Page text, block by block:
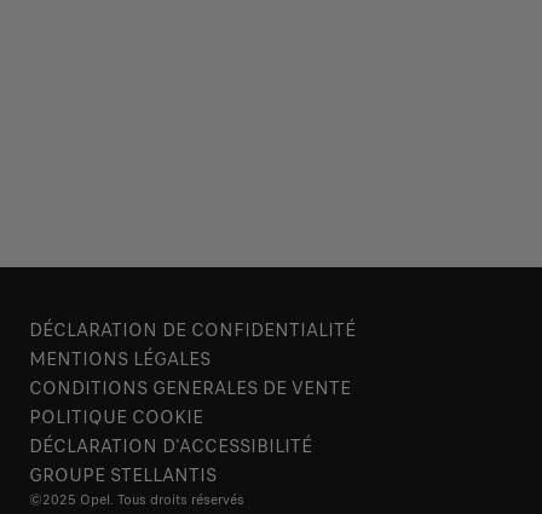
DÉCLARATION DE CONFIDENTIALITÉ
MENTIONS LÉGALES
CONDITIONS GENERALES DE VENTE
POLITIQUE COOKIE
DÉCLARATION D'ACCESSIBILITÉ
GROUPE STELLANTIS
©2025 Opel. Tous droits réservés